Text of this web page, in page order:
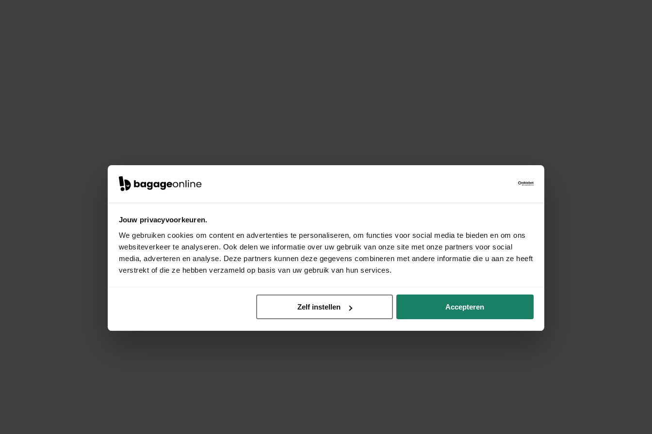
Jouw privacyvoorkeuren.
We gebruiken cookies om content en advertenties te personaliseren, om functies voor social media te bieden en om ons
websiteverkeer te analyseren. Ook delen we informatie over uw gebruik van onze site met onze partners voor social
media, adverteren en analyse. Deze partners kunnen deze gegevens combineren met andere informatie die u aan ze heeft
verstrekt of die ze hebben verzameld op basis van uw gebruik van hun services.
Zelf instellen Accepteren